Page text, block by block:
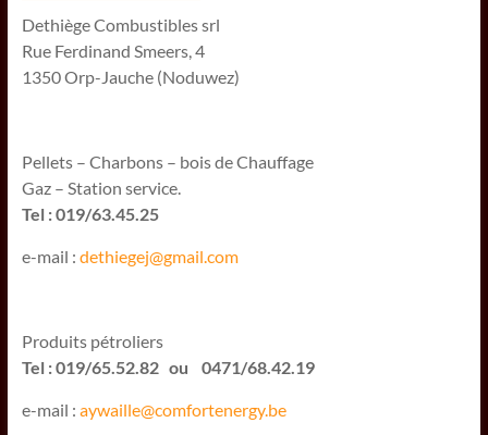
Dethiège Combustibles srl
Rue Ferdinand Smeers, 4
1350 Orp-Jauche (Noduwez)
Pellets – Charbons – bois de Chauffage
Gaz – Station service.
Tel : 019/63.45.25
e-mail : dethiegej@gmail.com
Produits pétroliers
Tel : 019/65.52.82 ou 0471/68.42.19
e-mail : aywaille@comfortenergy.be